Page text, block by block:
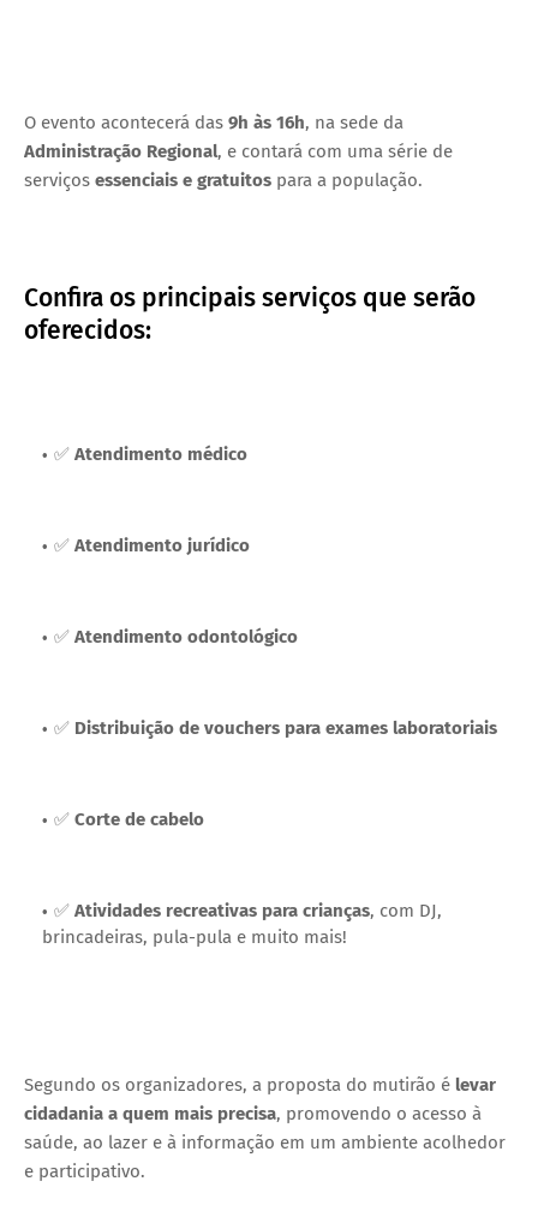
O evento acontecerá das 9h às 16h, na sede da
Administração Regional, e contará com uma série de
serviços essenciais e gratuitos para a população.
Confira os principais serviços que serão
oferecidos:
✅ Atendimento médico
✅ Atendimento jurídico
✅ Atendimento odontológico
✅ Distribuição de vouchers para exames laboratoriais
✅ Corte de cabelo
✅ Atividades recreativas para crianças, com DJ,
brincadeiras, pula-pula e muito mais!
Segundo os organizadores, a proposta do mutirão é levar
cidadania a quem mais precisa, promovendo o acesso à
saúde, ao lazer e à informação em um ambiente acolhedor
e participativo.